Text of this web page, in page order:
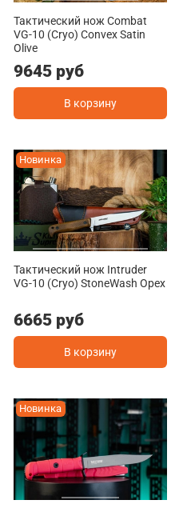
Тактический нож Combat
VG-10 (Cryo) Convex Satin
Olive
9645 руб
В корзину
Новинка
Тактический нож Intruder
VG-10 (Cryo) StoneWash Орех
6665 руб
В корзину
Новинка